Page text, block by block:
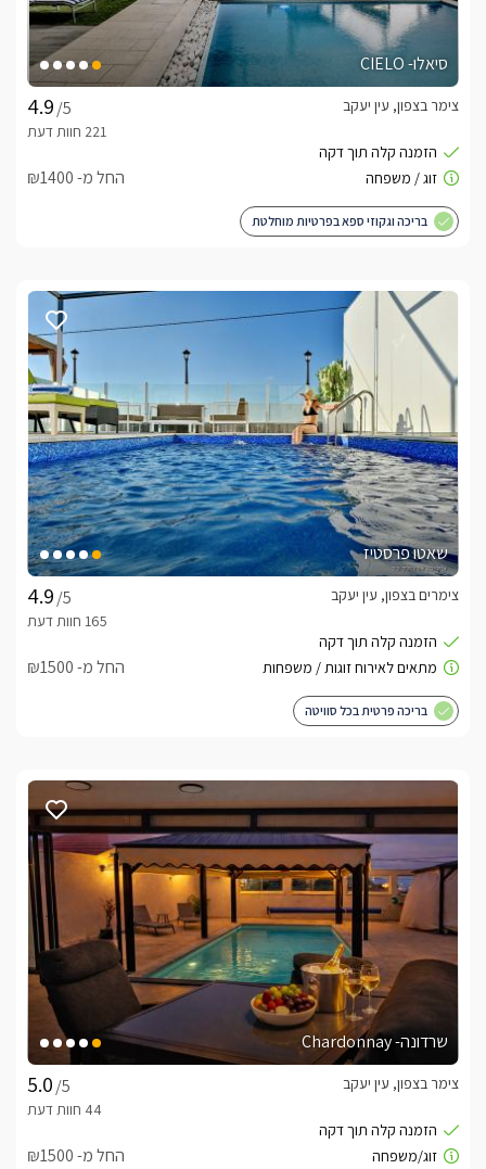
סיאלו- CIELO
/5
צימר בצפון, עין יעקב
החל מ- ₪1400
בריכה וגקוזי ספא בפרטיות מוחלטת
שאטו פרסטיז
/5
צימרים בצפון, עין יעקב
החל מ- ₪1500
בריכה פרטית בכל סוויטה
שרדונה- Chardonnay
/5
צימר בצפון, עין יעקב
החל מ- ₪1500